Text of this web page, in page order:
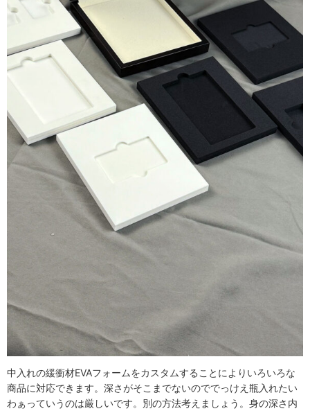
中入れの緩衝材EVAフォームをカスタムすることによりいろいろな
商品に対応できます。深さがそこまでないのででっけえ瓶入れたい
わぁっていうのは厳しいです。別の方法考えましょう。身の深さ内